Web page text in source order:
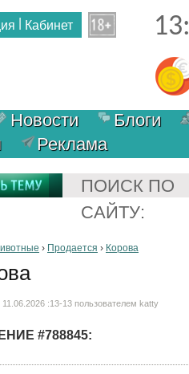
Кабинет
Новости Блоги
Реклама
ПОИСК ПО
САЙТУ:
› Продается › Корова
:13-13 пользователем katty
#788845: